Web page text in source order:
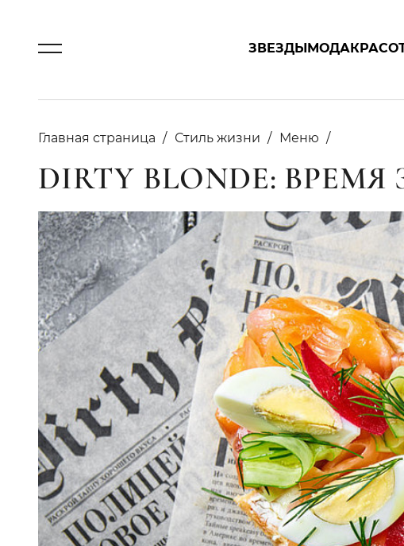
ЗВЕЗДЫМОДА
Главная страница Стиль жизни Меню
DIRTY BLONDE: